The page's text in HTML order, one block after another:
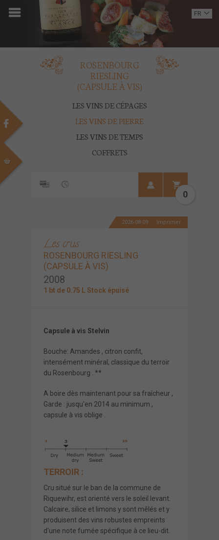
ACCUEIL
DOMAINE
VINS
BOUTIQUE
MULTIMEDIA
PRESSE
CONTACT
FR
ROSENBOURG
RIESLING
(CAPSULE À VIS)
LES VINS DE CÉPAGES
LES VINS DE PIERRE
LES VINS DE TEMPS
COFFRETS
0
2026-08-09 Imprimer
Les crus
ROSENBOURG RIESLING
(CAPSULE À VIS)
2008
1 bt de 0.75 L Stock épuisé
Capsule à vis Stelvin
Bouche: Amandes , citron confit,
intensément minéral, classique du terroir
du Rosenbourg . **
A boire dès maintenant pour sa fraîcheur ,
Garde : jusqu'en 2014 au minimum ,
capsule à vis oblige .
TERROIR :
Cru situé sur le ban de la commune de
Riquewihr, est orienté vers le soleil levant.
Calcaire, silice et limons y sont mêlés et y
produisent des vins robustes empreints
d'une note fumée spécifique à ce lieu-dit.